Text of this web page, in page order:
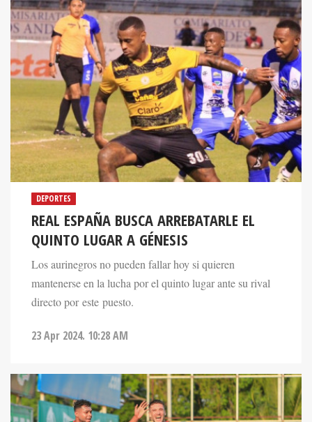
DEPORTES
REAL ESPAÑA BUSCA ARREBATARLE EL
QUINTO LUGAR A GÉNESIS
Los aurinegros no pueden fallar hoy si quieren
mantenerse en la lucha por el quinto lugar ante su rival
directo por este puesto.
23 Apr 2024. 10:28 AM